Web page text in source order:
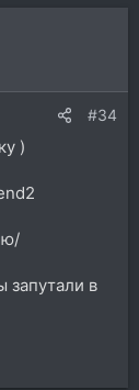
#34
)
запутали в